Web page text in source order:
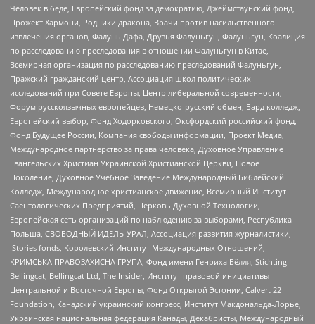
Человек в беде, Европейский фонд за демократию, Джеймстаунский фонд,
Прожект Хармони, Родники дракона, Врачи против насильственного
извлечения органов, Фалунь Дафа, Друзья Фалуньгун, Фалуньгун, Коалиция
по расследованию преследования в отношении Фалуньгун в Китае,
Всемирная организация по расследованию преследований Фалуньгун,
Пражский гражданский центр, Ассоциация школ политических
исследований при Совете Европы, Центр либеральной современности,
Форум русскоязычных европейцев, Немецко-русский обмен, Бард колледж,
Европейский выбор, Фонд Ходорковского, Оксфордский российский фонд,
Фонд Будущее России, Компания свободы информации, Проект Медиа,
Международное партнерство за права человека, Духовное Управление
Евангельских Христиан Украинской Христианской Церкви, Новое
Поколение, Духовное Учебное Заведение Международный Библейский
Колледж, Международное христианское движение, Всемирный Институт
Саентологических Предприятий, Церковь Духовной Технологии,
Европейская сеть организаций по наблюдению за выборами, Республика
Польша, СВОБОДНЫЙ ИДЕЛЬ-УРАЛ, Ассоциация развития журналистики,
IStories fonds, Королевский Институт Международных Отношений,
КРИМСЬКА ПРАВОЗАХИСНА ГРУПА, Фонд имени Генриха Бёлля, Stichting
Bellingcat, Bellingcat Ltd, The Insider, Институт правовой инициативы
Центральной и Восточной Европы, Фонд Открытой Эстонии, Calvert 22
Foundation, Канадский украинский конгресс, Институт Макдональда-Лорье,
Украинская национальная федерация Канады, Декабристы, Международный